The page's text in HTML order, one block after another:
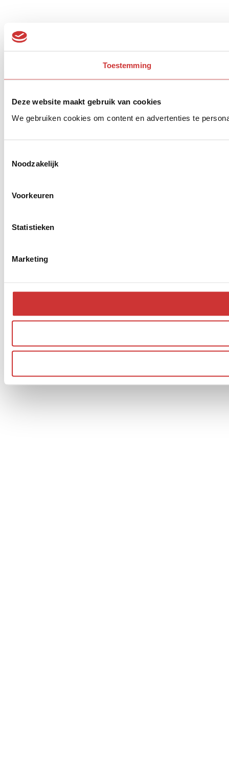
Toestemming
Deze website maakt gebruik van cookies
We gebruiken cookies om content en advertenties te
Noodzakelijk
Voorkeuren
Statistieken
Marketing